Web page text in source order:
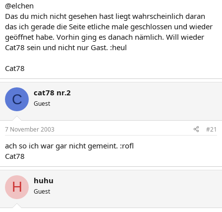
@elchen
Das du mich nicht gesehen hast liegt wahrscheinlich daran
das ich gerade die Seite etliche male geschlossen und wieder
geöffnet habe. Vorhin ging es danach nämlich. Will wieder
Cat78 sein und nicht nur Gast. :heul
Cat78
C cat78 nr.2
Guest
7 November 2003 #21
ach so ich war gar nicht gemeint. :rofl
Cat78
H huhu
Guest